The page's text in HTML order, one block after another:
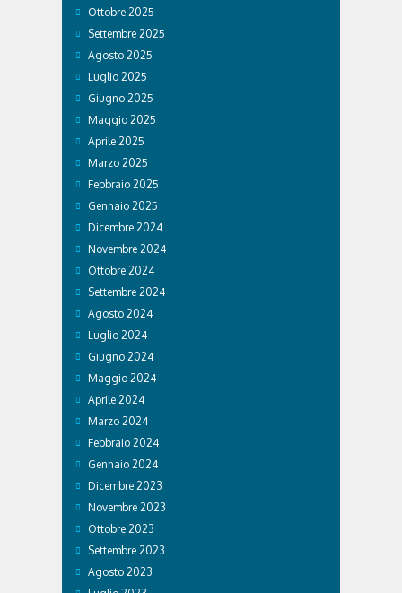
Ottobre 2025
Settembre 2025
Agosto 2025
Luglio 2025
Giugno 2025
Maggio 2025
Aprile 2025
Marzo 2025
Febbraio 2025
Gennaio 2025
Dicembre 2024
Novembre 2024
Ottobre 2024
Settembre 2024
Agosto 2024
Luglio 2024
Giugno 2024
Maggio 2024
Aprile 2024
Marzo 2024
Febbraio 2024
Gennaio 2024
Dicembre 2023
Novembre 2023
Ottobre 2023
Settembre 2023
Agosto 2023